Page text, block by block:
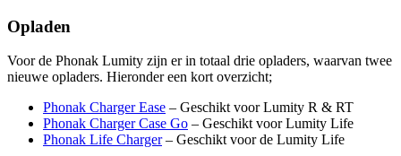
Opladen
Voor de Phonak Lumity zijn er in totaal drie opladers, waarvan twee
nieuwe opladers. Hieronder een kort overzicht;
Phonak Charger Ease – Geschikt voor Lumity R & RT
Phonak Charger Case Go – Geschikt voor Lumity Life
Phonak Life Charger– Geschikt voor de Lumity Life